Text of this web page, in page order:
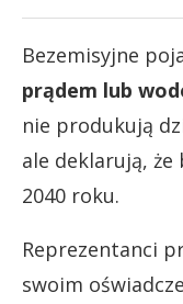
Bezemisyjne
prądem lub
nie produkują
ale deklarują,
2040 roku.
Reprezentanci
swoim